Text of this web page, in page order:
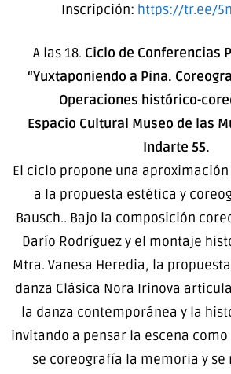
Inscripción: https://tr.ee/
A las 18. Ciclo de Conferencias
“Yuxtaponiendo a Pina.
Operaciones histórico-
Espacio Cultural Museo de las
Indarte 55.
El ciclo propone una
a la propuesta estética y
Bausch.. Bajo la composición
Darío Rodríguez y el montaje
Mtra. Vanesa Heredia, la
danza Clásica Nora Irinova
la danza contemporánea y la
invitando a pensar la escena
se coreografía la memoria y